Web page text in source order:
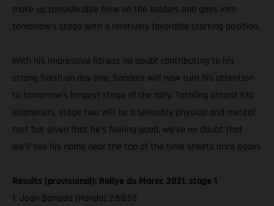
make up considerable time on the leaders and goes into
tomorrow’s stage with a relatively favorable starting position.
With his impressive fitness no doubt contributing to his
strong finish on day one, Sanders will now turn his attention
to tomorrow’s longest stage of the rally. Totaling almost 610
kilometers, stage two will be a seriously physical and mental
test but given that he’s feeling good, we’ve no doubt that
we’ll see his name near the top of the time sheets once again.
Results (provisional): Rallye du Maroc 2021, stage 1
1. Joan Barreda (Honda) 2:58:53